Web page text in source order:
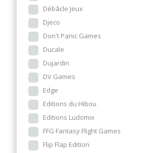
Débâcle Jeux
Djeco
Don't Panic Games
Ducale
Dujardin
DV Games
Edge
Editions du Hibou
Editions Ludomix
FFG Fantasy Flight Games
Flip Flap Edition